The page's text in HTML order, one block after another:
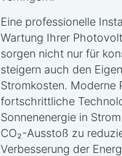
Eine professionelle
Wartung Ihrer
sorgen nicht nur für
steigern auch den
Stromkosten. Moderne
fortschrittliche
Sonnenenergie in
CO₂-Ausstoß zu
Verbesserung der